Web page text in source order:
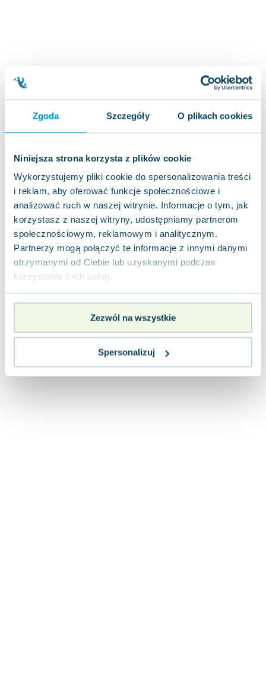
Zgoda Szczegóły O plikach cookies
Niniejsza strona korzysta z plików cookie
Wykorzystujemy pliki cookie do spersonalizowania treści
i reklam, aby oferować funkcje społecznościowe i
analizować ruch w naszej witrynie. Informacje o tym, jak
korzystasz z naszej witryny, udostępniamy partnerom
społecznościowym, reklamowym i analitycznym.
Partnerzy mogą połączyć te informacje z innymi danymi
otrzymanymi od Ciebie lub uzyskanymi podczas
korzystania z ich usług.
Zezwól na wszystkie
Spersonalizuj
Maddie Ziegler
Leszek Czarnecki
Joanna Racewicz
Maria Seweryn
Eric Helms
Anna Prus (oprac.)
Nela Mała Reporterka
Agnieszka Maciąg
Barbara Wrzesińska
Terry Pratchett
Virginia Woolf
Lorraine Warren
Lucinda Riley